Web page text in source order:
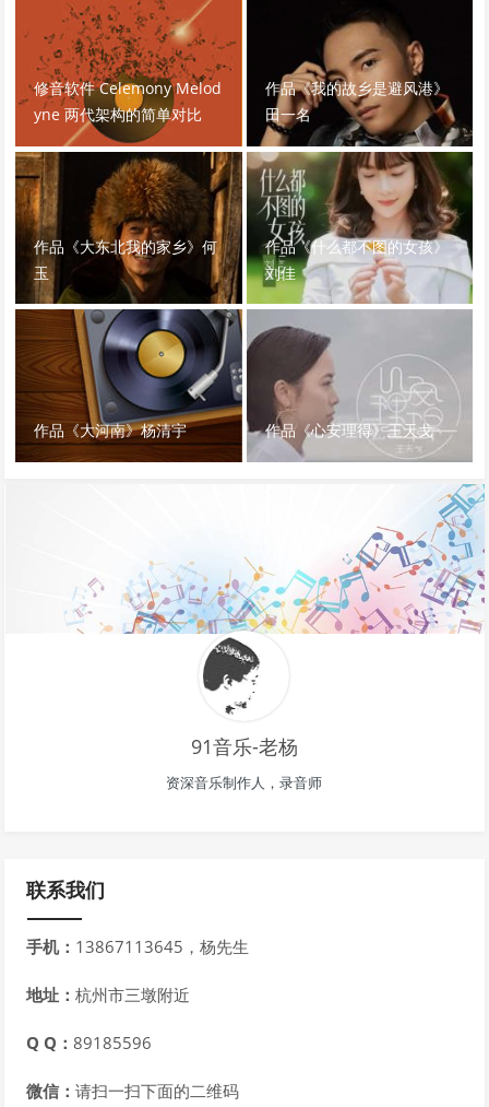
修音软件 Celemony Melod
yne 两代架构的简单对比
作品《我的故乡是避风港》
田一名
作品《大东北我的家乡》何
玉
作品《什么都不图的女孩》
刘佳
作品《大河南》杨清宇 作品《心安理得》王天戈
91音乐-老杨
资深音乐制作人，录音师
联系我们
手机： 13867113645，杨先生
地址：杭州市三墩附近
Q Q：89185596
微信：请扫一扫下面的二维码